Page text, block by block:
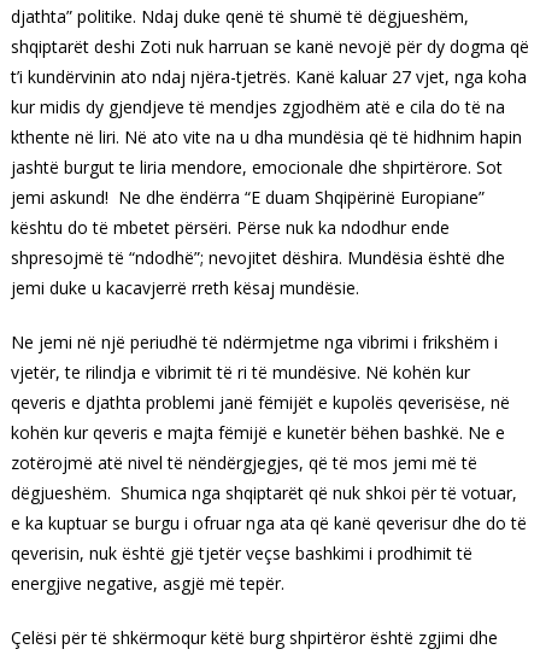
djathta” politike. Ndaj duke qenë të shumë të dëgjueshëm,
shqiptarët deshi Zoti nuk harruan se kanë nevojë për dy dogma që
t’i kundërvinin ato ndaj njëra-tjetrës. Kanë kaluar 27 vjet, nga koha
kur midis dy gjendjeve të mendjes zgjodhëm atë e cila do të na
kthente në liri. Në ato vite na u dha mundësia që të hidhnim hapin
jashtë burgut te liria mendore, emocionale dhe shpirtërore. Sot
jemi askund! Ne dhe ëndërra “E duam Shqipërinë Europiane”
kështu do të mbetet përsëri. Përse nuk ka ndodhur ende
shpresojmë të “ndodhë”; nevojitet dëshira. Mundësia është dhe
jemi duke u kacavjerrë rreth kësaj mundësie.
Ne jemi në një periudhë të ndërmjetme nga vibrimi i frikshëm i
vjetër, te rilindja e vibrimit të ri të mundësive. Në kohën kur
qeveris e djathta problemi janë fëmijët e kupolës qeverisëse, në
kohën kur qeveris e majta fëmijë e kunetër bëhen bashkë. Ne e
zotërojmë atë nivel të nëndërgjegjes, që të mos jemi më të
dëgjueshëm. Shumica nga shqiptarët që nuk shkoi për të votuar,
e ka kuptuar se burgu i ofruar nga ata që kanë qeverisur dhe do të
qeverisin, nuk është gjë tjetër veçse bashkimi i prodhimit të
energjive negative, asgjë më tepër.
Çelësi për të shkërmoqur këtë burg shpirtëror është zgjimi dhe